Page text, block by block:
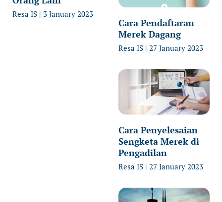
Resa IS 3 January 2023
Cara Pendaftaran
Merek Dagang
Resa IS 27 January 2023
Cara Penyelesaian
Sengketa Merek di
Pengadilan
Resa IS 27 January 2023